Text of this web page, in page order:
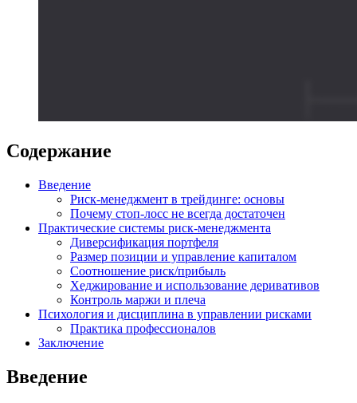
Содержание
Введение
Риск-менеджмент в трейдинге: основы
Почему стоп-лосс не всегда достаточен
Практические системы риск-менеджмента
Диверсификация портфеля
Размер позиции и управление капиталом
Соотношение риск/прибыль
Хеджирование и использование деривативов
Контроль маржи и плеча
Психология и дисциплина в управлении рисками
Практика профессионалов
Заключение
Введение